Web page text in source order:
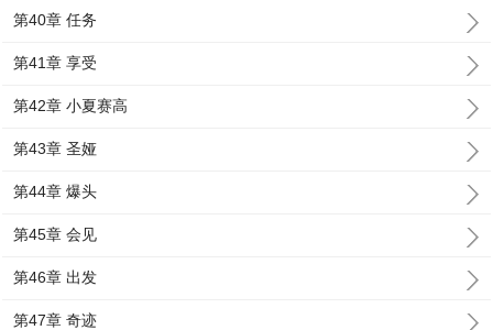
第40章 任务
第41章 享受
第42章 小夏赛高
第43章 圣娅
第44章 爆头
第45章 会见
第46章 出发
第47章 奇迹